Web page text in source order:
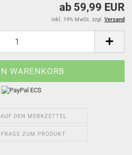
ab 59,99 EUR
inkl. 19% MwSt. zzgl. Versand
AUF DEN MERKZETTEL
FRAGE ZUM PRODUKT